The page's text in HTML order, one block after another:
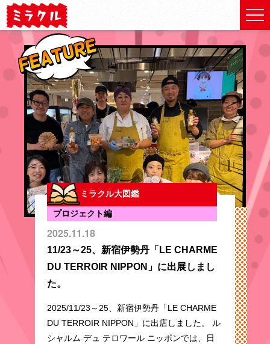
ミラクル大図鑑
プロジェクト編
2025.11.18
11/23～25、新宿伊勢丹「LE CHARME
DU TERROIR NIPPON」に出展しまし
た。
2025/11/23～25、新宿伊勢丹「LE CHARME
DU TERROIR NIPPON」に出店しました。 ル
シャルム デュ テロワール ニッポンでは、日